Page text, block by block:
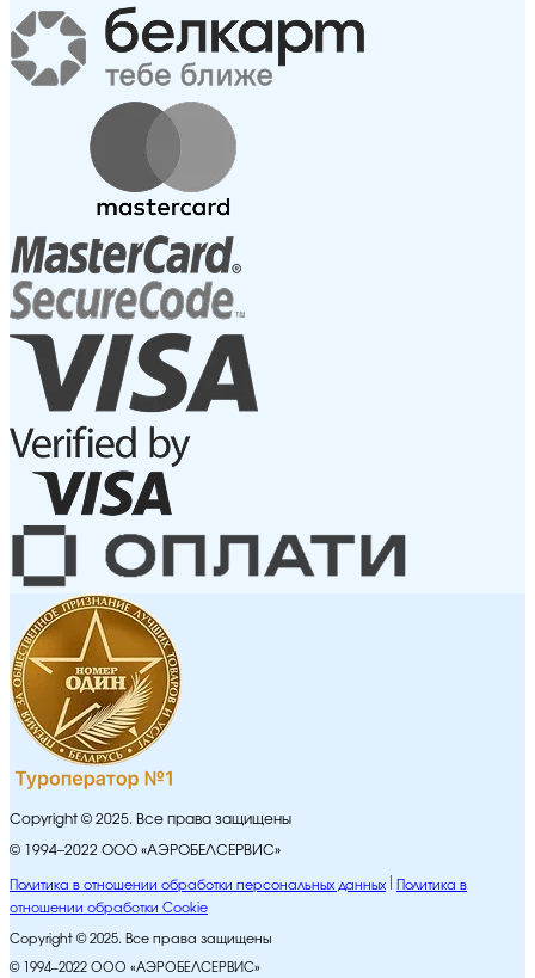
Copyright © 2025. Все права защищены
© 1994–2022 ООО «АЭРОБЕЛСЕРВИС»
Политика в отношении обработки персональных данных
Политика в
отношении обработки Cookie
Copyright © 2025. Все права защищены
© 1994–2022 ООО «АЭРОБЕЛСЕРВИС»